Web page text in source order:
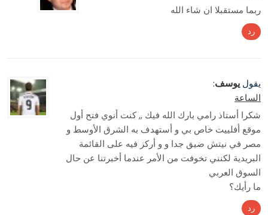
ربما مستقبلا ان شاء الله
رد
يقول يوسف:
الساعة
شكرا أستاذ رامي بارك الله فيك ,, كنت أنوي فتح أول
موقع أفلييت خاص بي و أستهدف به الشرق الأوسط و
مصر في نيتش ضيق جدا و و أركز فيه على القائمة
البريدية لكنني تخوفت من الأمر عندما أخبرتنا عن حال
السوق العربي
ما رأيك؟
رد